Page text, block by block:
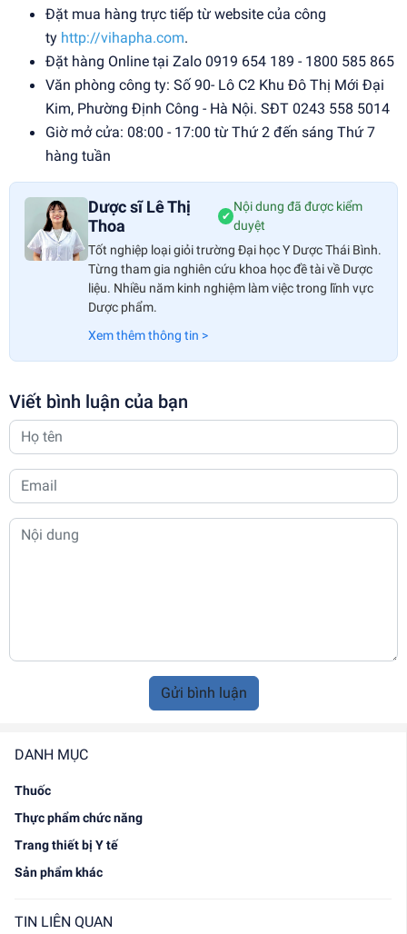
DANH MỤC
Thuốc
Thực phẩm chức năng
Trang thiết bị Y tế
Sản phẩm khác
TIN LIÊN QUAN
Đặt mua hàng trực tiếp từ website của công
ty http://vihapha.com.
Đặt hàng Online tại Zalo 0919 654 189 - 1800 585 865
Văn phòng công ty: Số 90- Lô C2 Khu Đô Thị Mới Đại
Kim, Phường Định Công - Hà Nội. SĐT 0243 558 5014
Giờ mở cửa: 08:00 - 17:00 từ Thứ 2 đến sáng Thứ 7
hàng tuần
Dược sĩ Lê Thị
Thoa
✔
Nội dung đã được kiểm
duyệt
Tốt nghiệp loại giỏi trường Đại học Y Dược Thái Bình.
Từng tham gia nghiên cứu khoa học đề tài về Dược
liệu. Nhiều năm kinh nghiệm làm việc trong lĩnh vực
Dược phẩm.
Xem thêm thông tin >
Viết bình luận của bạn
Gửi bình luận